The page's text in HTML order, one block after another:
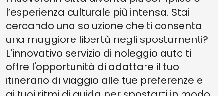
l’esperienza culturale più intensa. Stai
cercando una soluzione che ti consenta
una maggiore libertà negli spostamenti?
L'innovativo servizio di noleggio auto ti
offre l'opportunità di adattare il tuo
itinerario di viaggio alle tue preferenze e